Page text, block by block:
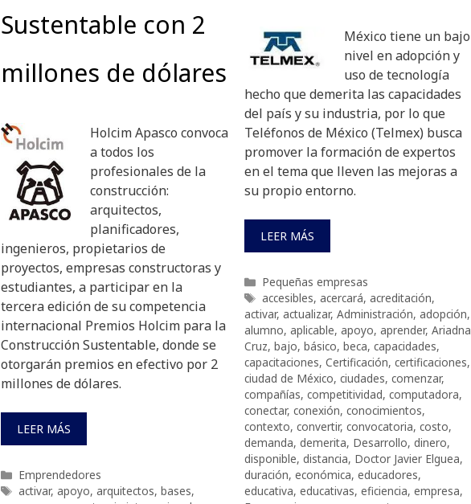
Sustentable con 2
millones de dólares
Holcim Apasco convoca
a todos los
profesionales de la
construcción:
arquitectos,
planificadores,
ingenieros, propietarios de
proyectos, empresas constructoras y
estudiantes, a participar en la
tercera edición de su competencia
internacional Premios Holcim para la
Construcción Sustentable, donde se
otorgarán premios en efectivo por 2
millones de dólares.
LEER MÁS
Categorías
Emprendedores
Etiquetas
activar, apoyo, arquitectos, bases,
México tiene un bajo
nivel en adopción y
uso de tecnología
hecho que demerita las capacidades
del país y su industria, por lo que
Teléfonos de México (Telmex) busca
promover la formación de expertos
en el tema que lleven las mejoras a
su propio entorno.
LEER MÁS
Categorías
Pequeñas empresas
Etiquetas
accesibles, acercará, acreditación,
activar, actualizar, Administración, adopción,
alumno, aplicable, apoyo, aprender, Ariadna
Cruz, bajo, básico, beca, capacidades,
capacitaciones, Certificación, certificaciones,
ciudad de México, ciudades, comenzar,
compañías, competitividad, computadora,
conectar, conexión, conocimientos,
contexto, convertir, convocatoria, costo,
demanda, demerita, Desarrollo, dinero,
disponible, distancia, Doctor Javier Elguea,
duración, económica, educadores,
educativa, educativas, eficiencia, empresa,